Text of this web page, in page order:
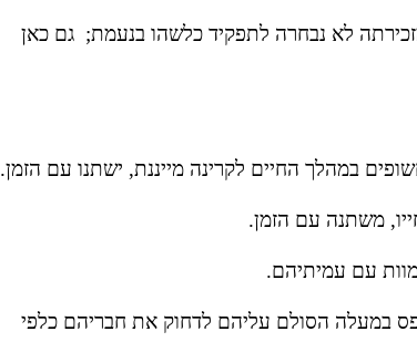
במהלך החיים לקרינה מייננת, ישתנו עם הזמן.
משתנה עם הזמן.
עם עמיתיהם.